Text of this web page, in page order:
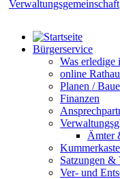
Bürgerservice
Was erledige
online
Planen /
Finanzen
Ämter
Satzungen &
Ver- und